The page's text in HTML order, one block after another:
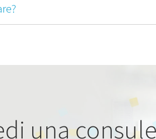
una